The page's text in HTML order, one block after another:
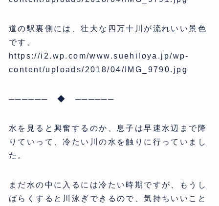
道の駅裏側には、壮大な四万十川が流れいい景色
です。
https://i2.wp.com/www.suehiloya.jp/wp-
content/uploads/2018/04/IMG_9790.jpg
────── ◆ ──────
水を見ると興奮するのか、息子は早速水辺まで降
りていって、冷たい川の水を触りに行っていまし
た。
まだ水の中に入るには冷たい時期ですが、もうし
ばらくすると川泳ぎできるので、気持ちいいこと